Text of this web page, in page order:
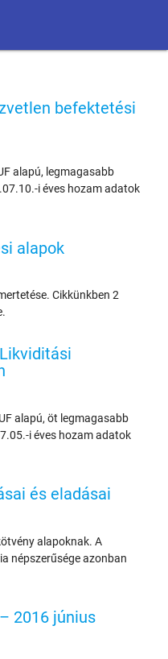
befektetési
alapú, legmagasabb
i éves hozam adatok
alapok
Cikkünkben 2
alapú, öt legmagasabb
i éves hozam adatok
és eladásai
alapoknak. A
népszerűsége azonban
2016 június